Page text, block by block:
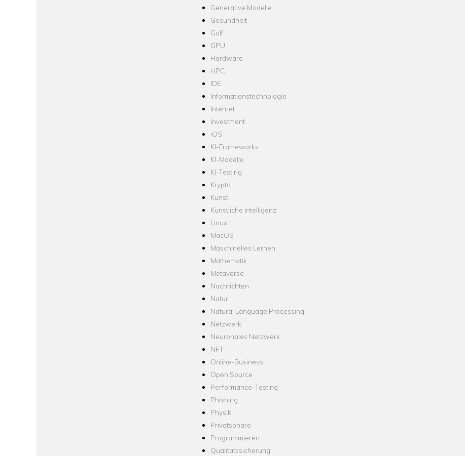
Generative Modelle
Gesundheit
Golf
GPU
Hardware
HPC
IDE
Informationstechnologie
Internet
Investment
iOS
KI-Frameworks
KI-Modelle
KI-Testing
Krypto
Kunst
Künstliche Intelligenz
Linux
MacOS
Maschinelles Lernen
Mathematik
Metaverse
Nachrichten
Natur
Natural Language Processing
Netzwerk
Neuronales Netzwerk
NFT
Online-Business
Open Source
Performance-Testing
Phishing
Physik
Privatsphäre
Programmieren
Qualitätssicherung